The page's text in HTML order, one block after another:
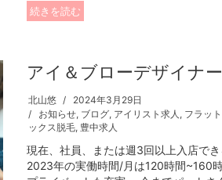
続きを読む
アイ＆ブローデザイナ
北山悠
2024年3月29日
お知らせ, ブログ, アイリスト求人 , フラッ
ックス脱毛, 豊中求人
現在、社員、または週3回以上入店で
2023年の実働時間/月は120時間~160